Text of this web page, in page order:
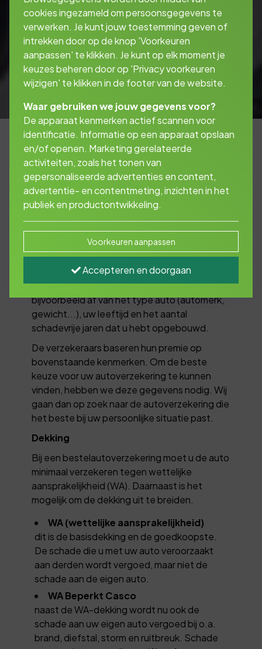
Financiële zekerheid
zoals u wilt
Als u een bestelauto koopt, bent u verplicht
een WA-verzekering af te sluiten. Dit is snel te
doen, maar let op dat u hierbij de juiste keuzes
maakt. Er zijn ongeveer 120 verschillende
autoverzekeringen en de keuze hangt
bijvoorbeeld af van het type auto (automerk,
gewicht...), uw leeftijd en het aantal
schadevrije jaren dat u hebt opgebouwd.
De verzekeraars baseren hun premie op
bovenstaande kenmerken. Om de beste
keuze voor uw autoverzekering te kunnen
vinden, hebben we deze gegevens nodig. Wij
gaan dan op zoek naar de autoverzekering die
het beste bij uw persoonlijke situatie past.
Dekking
Bij een bestelautoverzekering moet u de auto
minimaal verzekeren tegen wettelijke
aansprakelijkheid (WA). Daarnaast is het
mogelijk om de dekking uit te breiden.
WA (wettelijke aansprakelijkheid)
dit is de basisdekking en de goedkoopste.
De schade die u met uw auto veroorzaakt
aan derden wordt vergoed, maar niet de
schade aan de eigen auto.
WA Beperkt Casco
naast de WA-dekking wordt nu ook de
schade aan uw eigen auto vergoed bij o.a.
brand, diefstal, storm en ruitbreuk. Schade
cookies ingezameld om persoonsgegevens te
verwerken. Je kunt jouw toestemming geven of
intrekken door op de knop 'Voorkeuren
aanpassen' te klikken. Je kunt op elk moment je
keuzes beheren door op 'Privacy voorkeuren
wijzigen' te klikken in de footer van de website.
Waar gebruiken we jouw gegevens voor?
De apparaat kenmerken actief scannen voor
identificatie. Informatie op een apparaat opslaan
en/of openen. Marketing gerelateerde
activiteiten, zoals het tonen van
gepersonaliseerde advertenties en content,
advertentie- en contentmeting, inzichten in het
publiek en productontwikkeling.
Voorkeuren aanpassen
Accepteren en doorgaan